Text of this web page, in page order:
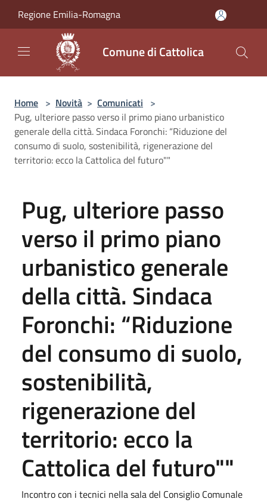
Regione Emilia-Romagna
Comune di Cattolica
Home > Novità > Comunicati >
Pug, ulteriore passo verso il primo piano urbanistico
generale della città. Sindaca Foronchi: “Riduzione del
consumo di suolo, sostenibilità, rigenerazione del
territorio: ecco la Cattolica del futuro""
Pug, ulteriore passo
verso il primo piano
urbanistico generale
della città. Sindaca
Foronchi: “Riduzione
del consumo di suolo,
sostenibilità,
rigenerazione del
territorio: ecco la
Cattolica del futuro""
Incontro con i tecnici nella sala del Consiglio Comunale